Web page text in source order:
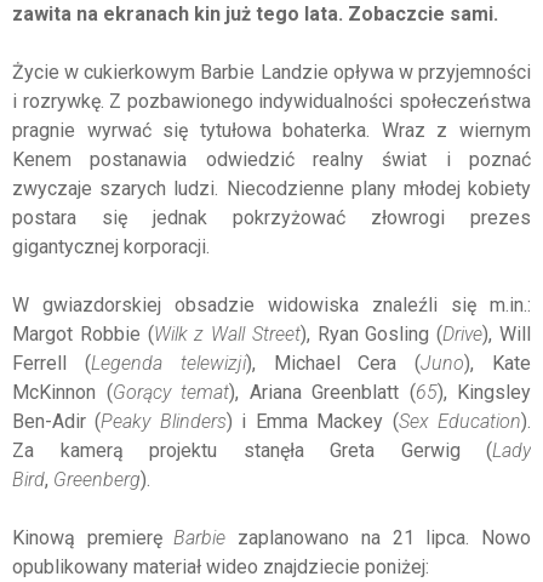
zawita na ekranach kin już tego lata. Zobaczcie sami.
Życie w cukierkowym Barbie Landzie opływa w przyjemności
i rozrywkę. Z pozbawionego indywidualności społeczeństwa
pragnie wyrwać się tytułowa bohaterka. Wraz z wiernym
Kenem postanawia odwiedzić realny świat i poznać
zwyczaje szarych ludzi. Niecodzienne plany młodej kobiety
postara się jednak pokrzyżować złowrogi prezes
gigantycznej korporacji.
W gwiazdorskiej obsadzie widowiska znaleźli się m.in.:
Margot Robbie (Wilk z Wall Street), Ryan Gosling (Drive), Will
Ferrell (Legenda telewizji), Michael Cera (Juno), Kate
McKinnon (Gorący temat), Ariana Greenblatt (65), Kingsley
Ben-Adir (Peaky Blinders) i Emma Mackey (Sex Education).
Za kamerą projektu stanęła Greta Gerwig (Lady
Bird, Greenberg).
Kinową premieręBarbie zaplanowano na 21 lipca. Nowo
opublikowany materiał wideo znajdziecie poniżej: